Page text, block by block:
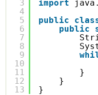
3
4
5
6
7
8
9
10
11
12
13
import
public
public
}
}
}